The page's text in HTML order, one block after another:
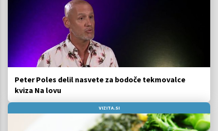
Peter Poles delil nasvete za bodoče tekmovalce
kviza Na lovu
VIZITA.SI